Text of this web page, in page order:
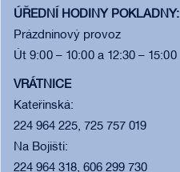
ÚŘEDNÍ HODINY POKLADNY:
Prázdninový provoz
Út 9:00 – 10:00 a 12:30 – 15:00
VRÁTNICE
Kateřinská:
224 964 225, 725 757 019
Na Bojišti:
224 964 318, 606 299 730